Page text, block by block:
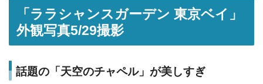
「ララシャンスガーデン 東京ベイ」
外観写真5/29撮影
話題の「天空のチャペル」が美しすぎ